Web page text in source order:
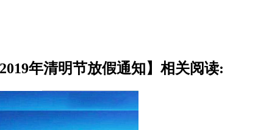
年清明节放假通知】相关阅读: